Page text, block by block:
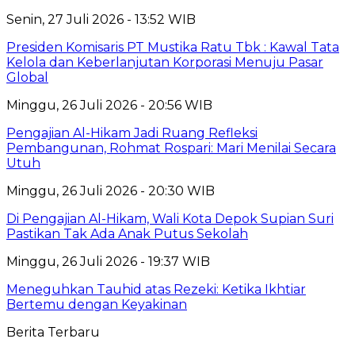
Senin, 27 Juli 2026 - 13:52 WIB
Presiden Komisaris PT Mustika Ratu Tbk : Kawal Tata
Kelola dan Keberlanjutan Korporasi Menuju Pasar
Global
Minggu, 26 Juli 2026 - 20:56 WIB
Pengajian Al-Hikam Jadi Ruang Refleksi
Pembangunan, Rohmat Rospari: Mari Menilai Secara
Utuh
Minggu, 26 Juli 2026 - 20:30 WIB
Di Pengajian Al-Hikam, Wali Kota Depok Supian Suri
Pastikan Tak Ada Anak Putus Sekolah
Minggu, 26 Juli 2026 - 19:37 WIB
Meneguhkan Tauhid atas Rezeki: Ketika Ikhtiar
Bertemu dengan Keyakinan
Berita Terbaru